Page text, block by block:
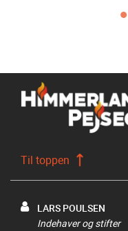
Til toppen
LARS POULSEN
Indehaver og stifter